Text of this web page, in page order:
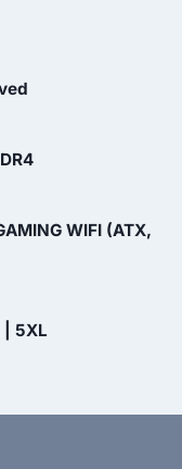
WIFI (ATX,
| 5XL